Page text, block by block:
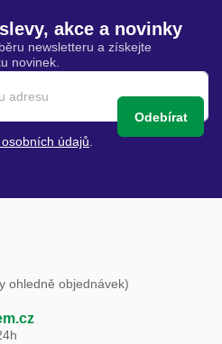
akce a novinky
newsletteru a získejte
novinek.
Odebírat
údajů
ohledně objednávek)